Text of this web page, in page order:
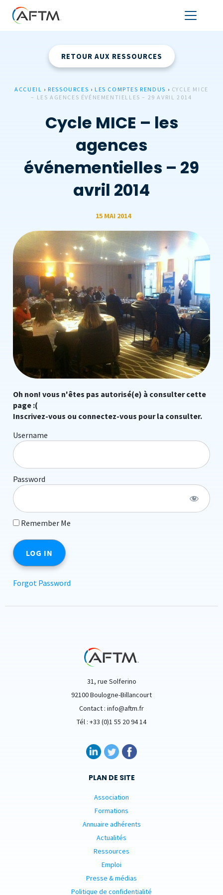
RETOUR AUX RESSOURCES
ACCUEIL › RESSOURCES › LES COMPTES RENDUS › CYCLE MICE
– LES AGENCES ÉVÉNEMENTIELLES – 29 AVRIL 2014
Cycle MICE – les
agences
événementielles – 29
avril 2014
15 MAI 2014
Oh non! vous n'êtes pas autorisé(e) à consulter cette
page :(
Inscrivez-vous ou connectez-vous pour la consulter.
Username
Password
Remember Me
Forgot Password
31, rue Solferino
92100 Boulogne-Billancourt
Contact : info@aftm.fr
Tél : +33 (0)1 55 20 94 14
PLAN DE SITE
Association
Formations
Annuaire adhérents
Actualités
Ressources
Emploi
Presse & médias
Politique de confidentialité